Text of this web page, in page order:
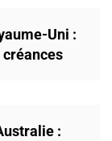
Uni :
: